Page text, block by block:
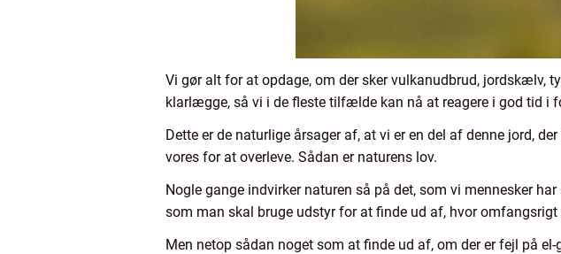
Vi gør alt for at opdage, om der sker vulkanudbrud, jordskælv,
klarlægge, så vi i de fleste tilfælde kan nå at reagere i god tid i
Dette er de naturlige årsager af, at vi er en del af denne jord,
vores for at overleve. Sådan er naturens lov.
Nogle gange indvirker naturen så på det, som vi mennesker
som man skal bruge udstyr for at finde ud af, hvor omfangsrigt
Men netop sådan noget som at finde ud af, om der er fejl på